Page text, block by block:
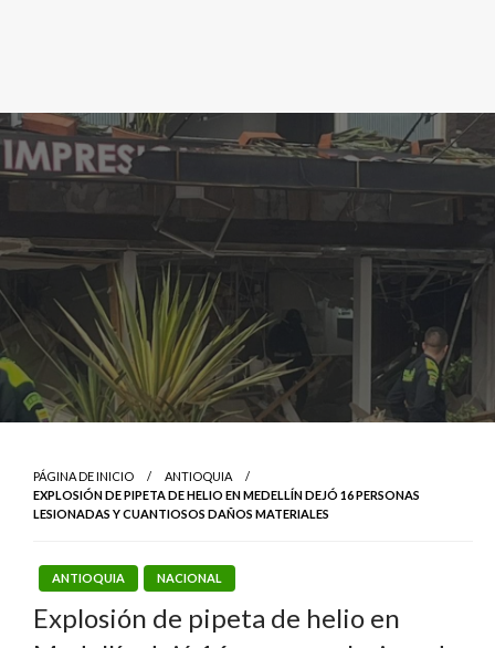
PÁGINA DE INICIO
ANTIOQUIA
EXPLOSIÓN DE PIPETA DE HELIO EN MEDELLÍN DEJÓ 16 PERSONAS
LESIONADAS Y CUANTIOSOS DAÑOS MATERIALES
ANTIOQUIA NACIONAL
Explosión de pipeta de helio en